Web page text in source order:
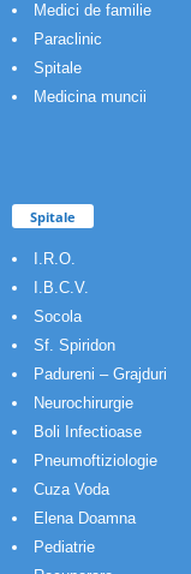
Medici de familie
Paraclinic
Spitale
Medicina muncii
Spitale
I.R.O.
I.B.C.V.
Socola
Sf. Spiridon
Padureni – Grajduri
Neurochirurgie
Boli Infectioase
Pneumoftiziologie
Cuza Voda
Elena Doamna
Pediatrie